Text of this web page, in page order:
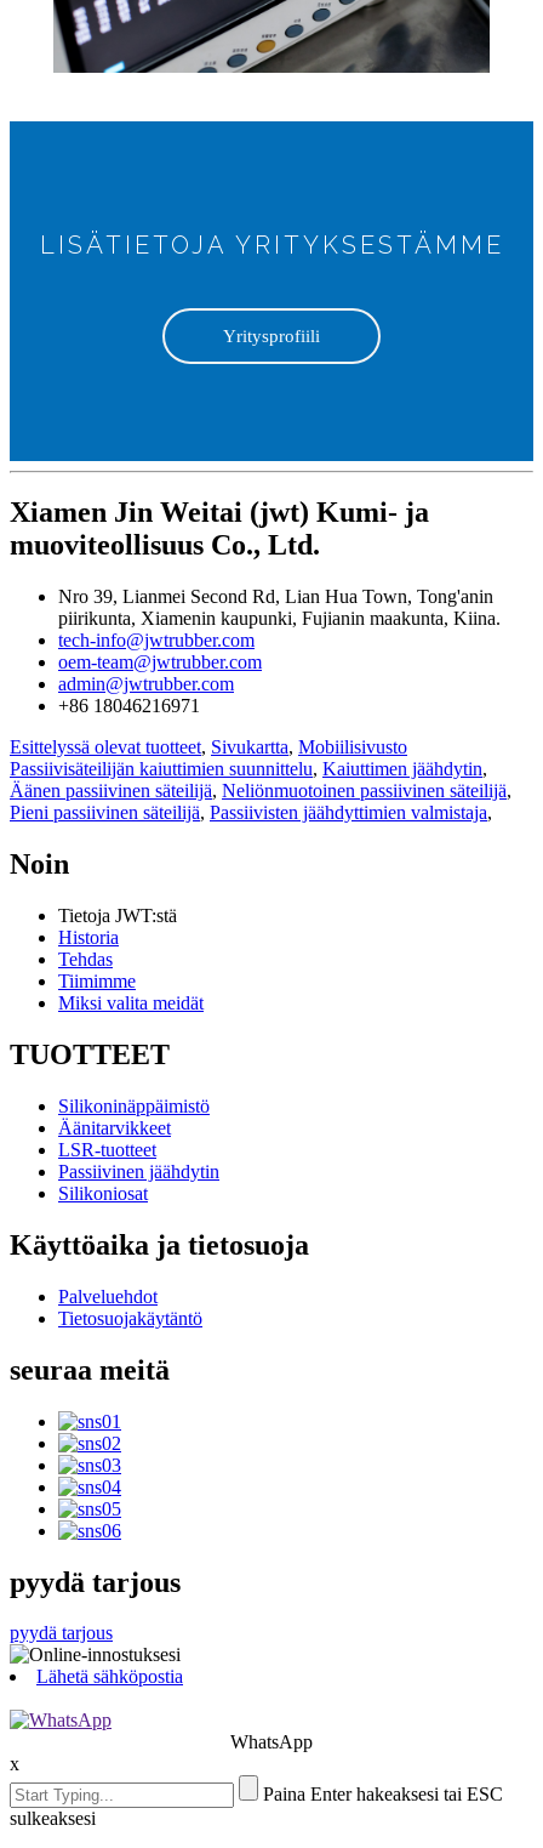
LISÄTIETOJA YRITYKSESTÄMME
Yritysprofiili
Xiamen Jin Weitai (jwt) Kumi- ja
muoviteollisuus Co., Ltd.
Nro 39, Lianmei Second Rd, Lian Hua Town, Tong'anin
piirikunta, Xiamenin kaupunki, Fujianin maakunta, Kiina.
tech-info@jwtrubber.com
oem-team@jwtrubber.com
admin@jwtrubber.com
+86 18046216971
Esittelyssä olevat tuotteet, Sivukartta, Mobiilisivusto
Passiivisäteilijän kaiuttimien suunnittelu, Kaiuttimen jäähdytin,
Äänen passiivinen säteilijä, Neliönmuotoinen passiivinen säteilijä,
Pieni passiivinen säteilijä, Passiivisten jäähdyttimien valmistaja,
Noin
Tietoja JWT:stä
Historia
Tehdas
Tiimimme
Miksi valita meidät
TUOTTEET
Silikoninäppäimistö
Äänitarvikkeet
LSR-tuotteet
Passiivinen jäähdytin
Silikoniosat
Käyttöaika ja tietosuoja
Palveluehdot
Tietosuojakäytäntö
seuraa meitä
pyydä tarjous
pyydä tarjous
Lähetä sähköpostia
WhatsApp
x
Paina Enter hakeaksesi tai ESC
sulkeaksesi